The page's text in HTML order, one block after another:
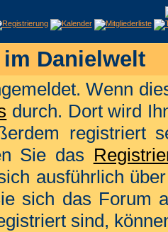
Danielwelt
Wenn
durch. Dort wird
registriert
Sie das
ausführlich
sich das Forum
sind,